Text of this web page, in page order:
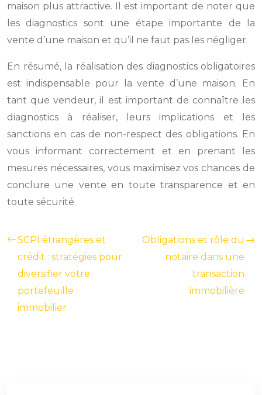
maison plus attractive. Il est important de noter que
les diagnostics sont une étape importante de la
vente d’une maison et qu’il ne faut pas les négliger.
En résumé, la réalisation des diagnostics obligatoires
est indispensable pour la vente d’une maison. En
tant que vendeur, il est important de connaître les
diagnostics à réaliser, leurs implications et les
sanctions en cas de non-respect des obligations. En
vous informant correctement et en prenant les
mesures nécessaires, vous maximisez vos chances de
conclure une vente en toute transparence et en
toute sécurité.
SCPI étrangères et
crédit : stratégies pour
diversifier votre
portefeuille
immobilier
Obligations et rôle du
notaire dans une
transaction
immobilière